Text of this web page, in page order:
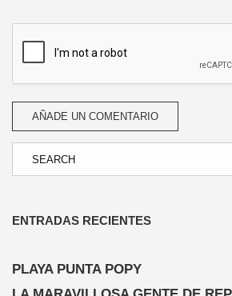
ENTRADAS RECIENTES
PLAYA PUNTA POPY